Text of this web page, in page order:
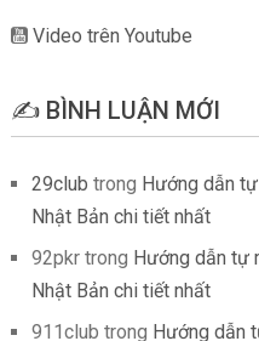
Video trên Youtube
✍️ BÌNH LUẬN MỚI
29club trong Hướng dẫn
Nhật Bản chi tiết nhất
92pkrtrong Hướng dẫn tự
Nhật Bản chi tiết nhất
911club trong Hướng dẫn